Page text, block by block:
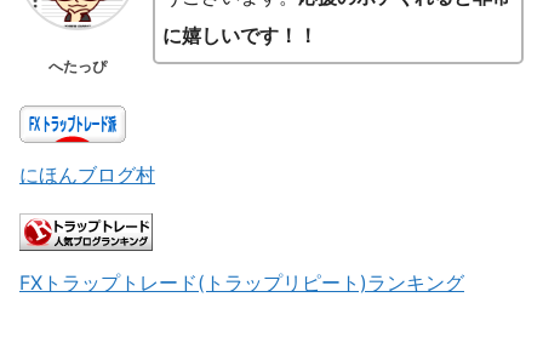
へたっぴ
に嬉しいです！！
にほんブログ村
FXトラップトレード(トラップリピート)ランキング